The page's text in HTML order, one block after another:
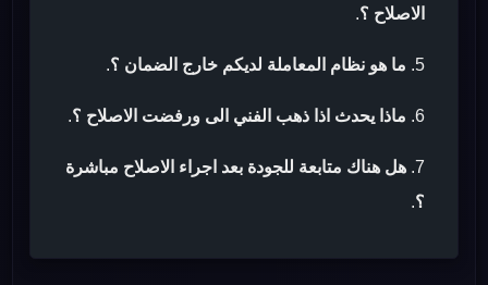
الاصلاح ؟.
ما هو نظام المعاملة لديكم خارج الضمان ؟.
ماذا يحدث اذا ذهب الفني الى ورفضت الاصلاح ؟.
هل هناك متابعة للجودة بعد اجراء الاصلاح مباشرة
؟.